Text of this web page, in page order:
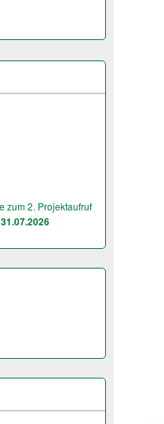
zum 2. Projektaufruf
31.07.2026